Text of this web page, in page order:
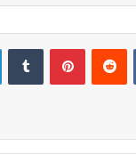
LinkedInTumblrPinterest